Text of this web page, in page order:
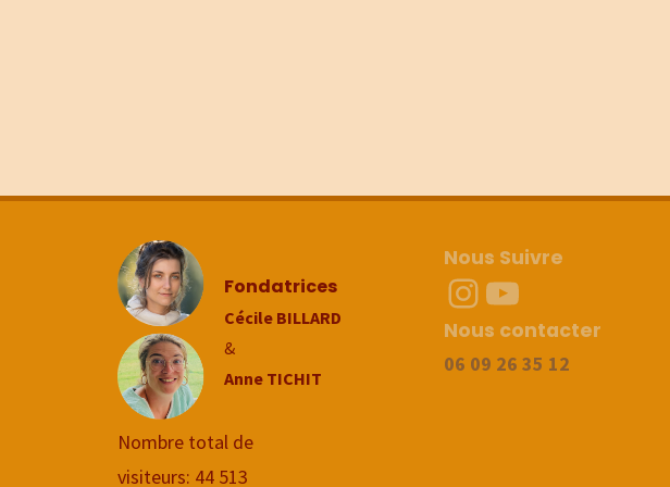
Fondatrices
Cécile BILLARD
&
Anne TICHIT
Nombre total de
visiteurs: 44 513
Nous Suivre
Instragram
Youtube
Nous contacter
06 09 26 35 12